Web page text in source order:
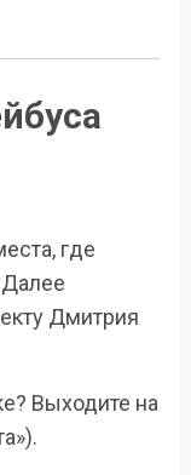
где
Дмитрия
Выходите на